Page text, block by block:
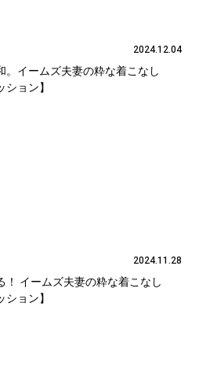
2024.12.04
。イームズ夫妻の粋な着こなし
ョン】
2024.11.28
！ イームズ夫妻の粋な着こなし
ョン】